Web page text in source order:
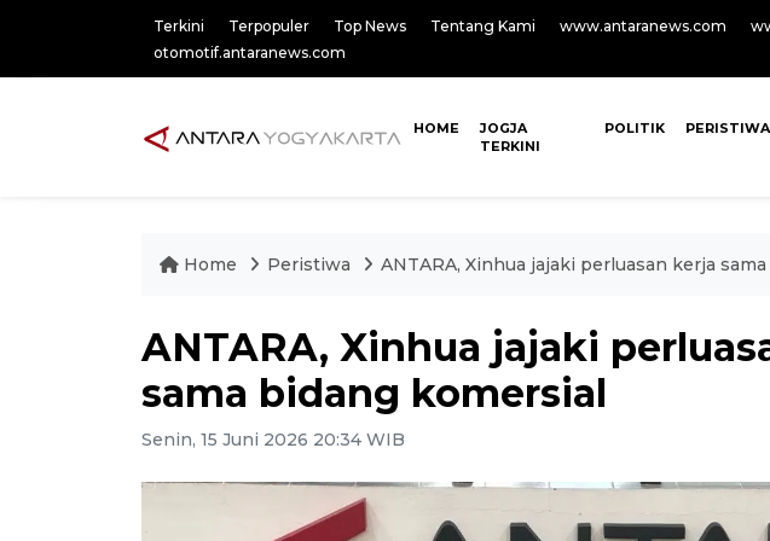
Terkini Terpopuler Top News Tentang Kami www.antaranews.com
otomotif.antaranews.com
HOME
JOGJA
TERKINI
POLITIK PERISTIWA
Home Peristiwa ANTARA, Xinhua jajaki perluasan kerja
ANTARA, Xinhua jajaki
sama bidang komersial
Senin, 15 Juni 2026 20:34 WIB